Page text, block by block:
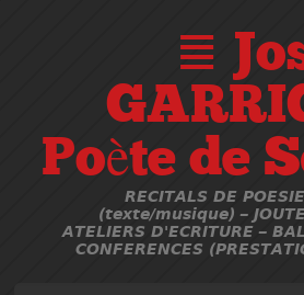
≣
Poète de
RECITALS DE
(texte/musique) –
ATELIERS D'ECRITURE –
CONFERENCES